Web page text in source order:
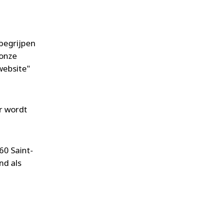
wordt
Saint-
als